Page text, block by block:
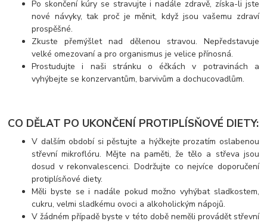
Po skončení kúry se stravujte i nadále zdravě, získa-li jste
nové návyky, tak proč je měnit, když jsou vašemu zdraví
prospěšné.
Zkuste přemýšlet nad dělenou stravou. Nepředstavuje
velké omezovaní a pro organismus je velice přínosná.
Prostudujte i naši stránku o éčkách v potravinách a
vyhýbejte se konzervantům, barvivům a dochucovadlům.
CO DĚLAT PO UKONČENÍ PROTIPLÍSŇOVÉ DIETY:
V dalším období si pěstujte a hýčkejte prozatím oslabenou
střevní mikroflóru. Mějte na paměti, že tělo a střeva jsou
dosud v rekonvalescenci. Dodržujte co nejvíce doporučení
protiplísňové diety.
Měli byste se i nadále pokud možno vyhýbat sladkostem,
cukru, velmi sladkému ovoci a alkoholickým nápojů.
V žádném případě byste v této době neměli provádět střevní